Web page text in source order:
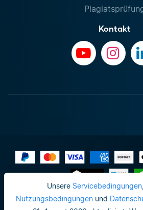
Unsere Servicebedingungen,
Nutzungsbedingungen und
Kontakt
Impressum